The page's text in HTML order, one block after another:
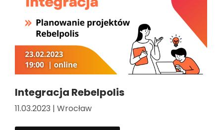
Integracja Rebelpolis
11.03.2023 | Wrocław